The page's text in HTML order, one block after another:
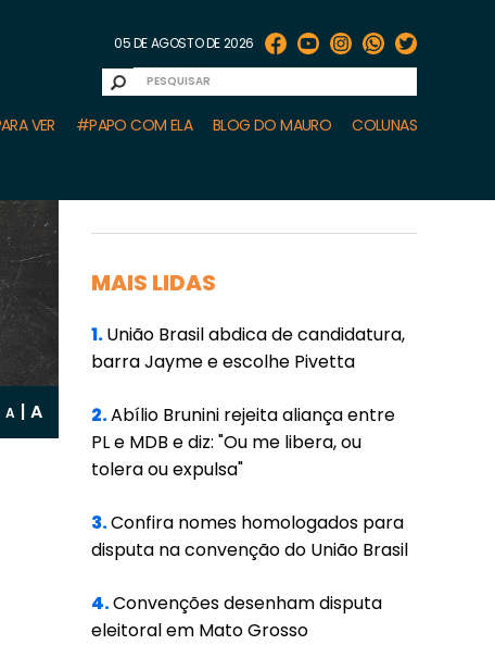
05 DE AGOSTO DE 2026
VER #PAPO COM ELA BLOG DO MAURO COLUNAS
A A
MAIS LIDAS
1.União Brasil abdica de candidatura,
barra Jayme e escolhe Pivetta
2.Abílio Brunini rejeita aliança entre
PL e MDB e diz: "Ou me libera, ou
tolera ou expulsa"
3.Confira nomes homologados para
disputa na convenção do União Brasil
4.Convenções desenham disputa
eleitoral em Mato Grosso